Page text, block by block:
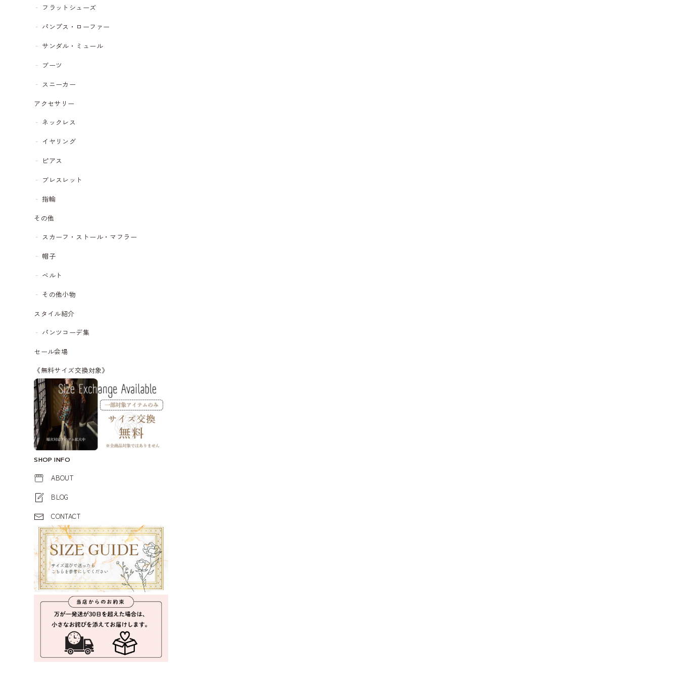
フラットシューズ
パンプス・ローファー
サンダル・ミュール
ブーツ
スニーカー
アクセサリー
ネックレス
イヤリング
ピアス
ブレスレット
指輪
その他
スカーフ・ストール・マフラー
帽子
ベルト
その他小物
スタイル紹介
パンツコーデ集
セール会場
《無料サイズ交換対象》
SHOP INFO
ABOUT
BLOG
CONTACT